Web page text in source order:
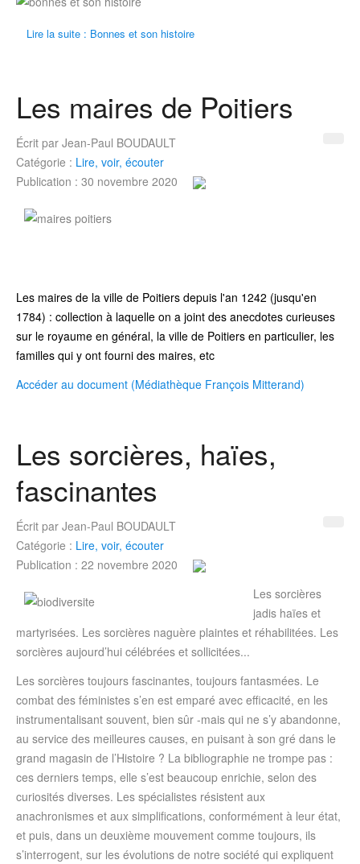
Lire la suite : Bonnes et son histoire
Les maires de Poitiers
Écrit par Jean-Paul BOUDAULT
Catégorie : Lire, voir, écouter
Publication : 30 novembre 2020
Les maires de la ville de Poitiers depuis l'an 1242 (jusqu'en
1784) : collection à laquelle on a joint des anecdotes curieuses
sur le royaume en général, la ville de Poitiers en particulier, les
familles qui y ont fourni des maires, etc
Accéder au document (Médiathèque François Mitterand)
Les sorcières, haïes,
fascinantes
Écrit par Jean-Paul BOUDAULT
Catégorie : Lire, voir, écouter
Publication : 22 novembre 2020
Les sorcières
jadis haïes et
martyrisées. Les sorcières naguère plaintes et réhabilitées. Les
sorcières aujourd’hui célébrées et sollicitées...
Les sorcières toujours fascinantes, toujours fantasmées. Le
combat des féministes s’en est emparé avec efficacité, en les
instrumentalisant souvent, bien sûr -mais qui ne s’y abandonne,
au service des meilleures causes, en puisant à son gré dans le
grand magasin de l’Histoire ? La bibliographie ne trompe pas :
ces derniers temps, elle s’est beaucoup enrichie, selon des
curiosités diverses. Les spécialistes résistent aux
anachronismes et aux simplifications, conformément à leur état,
et puis, dans un deuxième mouvement comme toujours, ils
s’interrogent, sur les évolutions de notre société qui expliquent